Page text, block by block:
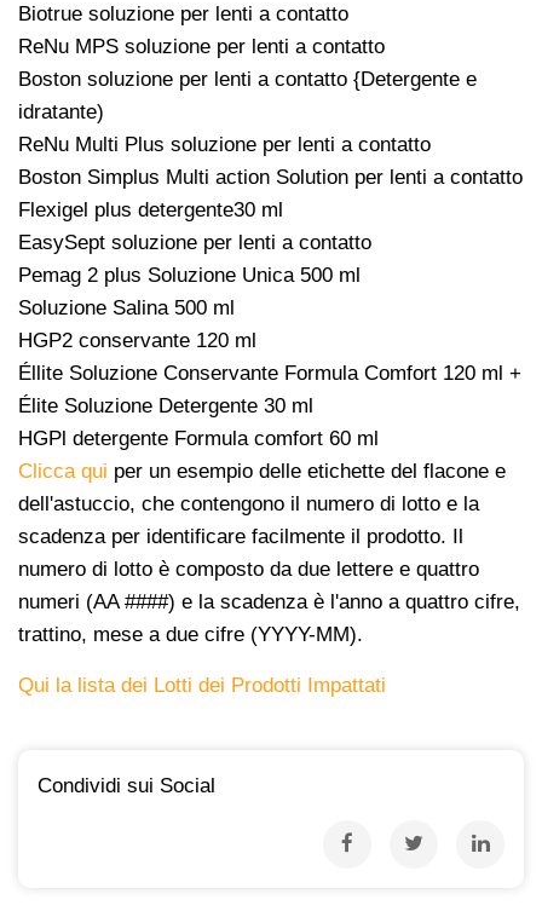
Biotrue soluzione per lenti a contatto
ReNu MPS soluzione per lenti a contatto
Boston soluzione per lenti a contatto {Detergente e
idratante)
ReNu Multi Plus soluzione per lenti a contatto
Boston Simplus Multi action Solution per lenti a contatto
Flexigel plus detergente30 ml
EasySept soluzione per lenti a contatto
Pemag 2 plus Soluzione Unica 500 ml
Soluzione Salina 500 ml
HGP2 conservante 120 ml
Éllite Soluzione Conservante Formula Comfort 120 ml +
Élite Soluzione Detergente 30 ml
HGPl detergente Formula comfort 60 ml
Clicca qui per un esempio delle etichette del flacone e
dell'astuccio, che contengono il numero di lotto e la
scadenza per identificare facilmente il prodotto. Il
numero di lotto è composto da due lettere e quattro
numeri (AA ####) e la scadenza è l'anno a quattro cifre,
trattino, mese a due cifre (YYYY-MM).
Qui la lista dei Lotti dei Prodotti Impattati
Condividi sui Social